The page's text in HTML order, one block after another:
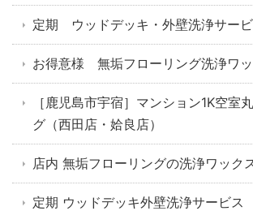
定期 ウッドデッキ・外壁洗浄サー
お得意様 無垢フローリング洗浄ワ
［鹿児島市宇宿］マンション1K空室
グ（西田店・姶良店）
店内 無垢フローリングの洗浄ワック
定期 ウッドデッキ外壁洗浄サービス